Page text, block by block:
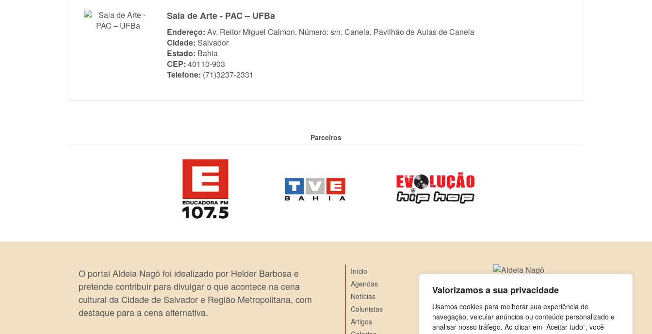
Valorizamos a sua privacidade
Usamos cookies para melhorar sua experiência de
navegação, veicular anúncios ou conteúdo personalizado e
analisar nosso tráfego. Ao clicar em “Aceitar tudo”, você
Sala de Arte - PAC – UFBa
Endereço: Av. Reitor Miguel Calmon. Número: s/n. Canela. Pavilhão de Aulas de Canela
Cidade: Salvador
Estado: Bahia
CEP: 40110-903
Telefone: (71)3237-2331
Parceiros
O portal Aldeia Nagô foi idealizado por Helder Barbosa e
pretende contribuir para divulgar o que acontece na cena
cultural da Cidade de Salvador e Região Metropolitana, com
destaque para a cena alternativa.
Início
Agendas
Notícias
Colunistas
Artigos